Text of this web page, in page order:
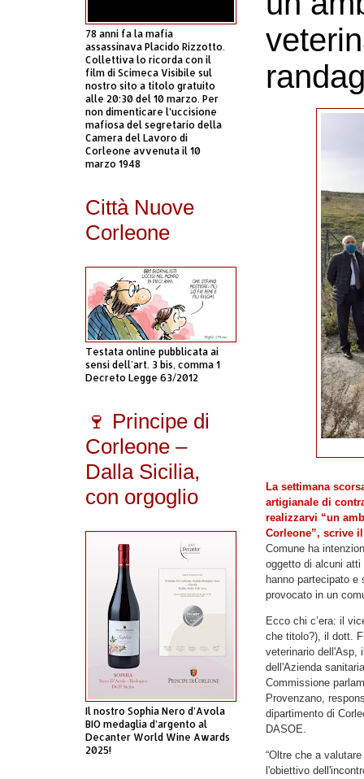
La settimana
artigianale di
realizzarvi “un
Corleone”, scrive
Comune ha
oggetto di alcuni atti
hanno partecipato e
provocato in un
Ecco chi c’era: il
che titolo?), il dott.
veterinario dell'Asp,
dell'Azienda
Commissione
Provenzano,
dipartimento di
DASOE.
“Oltre che a
l'obiettivo
78 anni fa la mafia
assassinava Placido Rizzotto.
Collettiva lo ricorda con il
film di Scimeca Visibile sul
nostro sito a titolo gratuito
alle 20:30 del 10 marzo. Per
non dimenticare l’uccisione
mafiosa del segretario della
Camera del Lavoro di
Corleone avvenuta il 10
marzo 1948
Città Nuove
Corleone
Testata online pubblicata ai
sensi dell'art. 3 bis, comma 1
Decreto Legge 63/2012
🍷 Principe di
Corleone –
Dalla Sicilia,
con orgoglio
Il nostro Sophia Nero d’Avola
BIO medaglia d’argento al
Decanter World Wine Awards
2025!